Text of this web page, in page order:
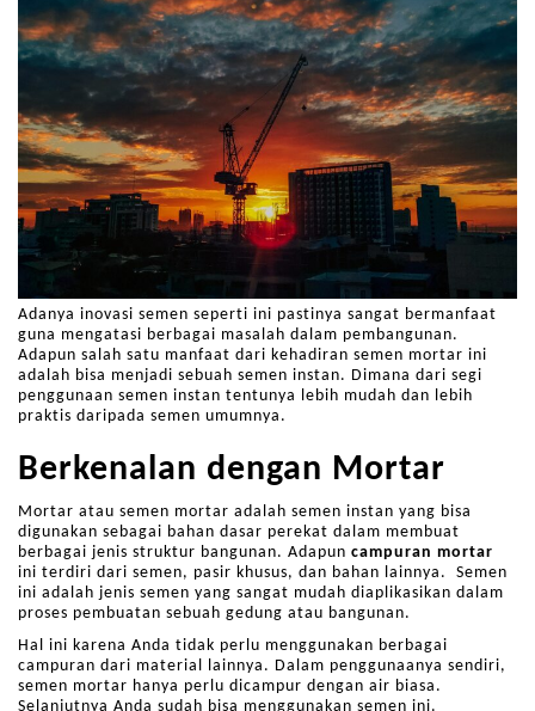
Adanya inovasi semen seperti ini pastinya sangat bermanfaat
guna mengatasi berbagai masalah dalam pembangunan.
Adapun salah satu manfaat dari kehadiran semen mortar ini
adalah bisa menjadi sebuah semen instan. Dimana dari segi
penggunaan semen instan tentunya lebih mudah dan lebih
praktis daripada semen umumnya.
Berkenalan dengan Mortar
Mortar atau semen mortar adalah semen instan yang bisa
digunakan sebagai bahan dasar perekat dalam membuat
berbagai jenis struktur bangunan. Adapun campuran mortar
ini terdiri dari semen, pasir khusus, dan bahan lainnya. Semen
ini adalah jenis semen yang sangat mudah diaplikasikan dalam
proses pembuatan sebuah gedung atau bangunan.
Hal ini karena Anda tidak perlu menggunakan berbagai
campuran dari material lainnya. Dalam penggunaanya sendiri,
semen mortar hanya perlu dicampur dengan air biasa.
Selanjutnya Anda sudah bisa menggunakan semen ini.